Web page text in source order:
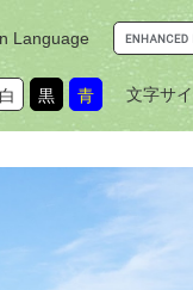
Language
G
o
o
l
カ
タ
ム
検
索
白 黒 青 文字サ